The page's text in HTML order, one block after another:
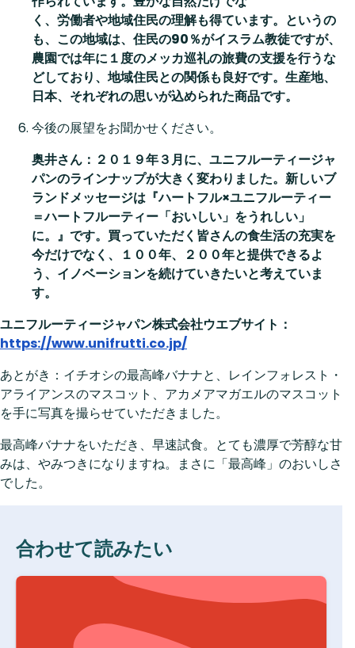
く、労働者や地域住民の理解も得ています。というの
も、この地域は、住民の90％がイスラム教徒ですが、
農園では年に１度のメッカ巡礼の旅費の支援を行うな
どしており、地域住民との関係も良好です。生産地、
日本、それぞれの思いが込められた商品です。
今後の展望をお聞かせください。
奥井さん：２０１９年３月に、ユニフルーティージャ
パンのラインナップが大きく変わりました。新しいブ
ランドメッセージは『ハートフル×ユニフルーティー
＝ハートフルーティー「おいしい」をうれしい」
に。』です。買っていただく皆さんの食生活の充実を
今だけでなく、１００年、２００年と提供できるよ
う、イノベーションを続けていきたいと考えていま
す。
ユニフルーティージャパン株式会社ウエブサイト：
https://www.unifrutti.co.jp/
あとがき：イチオシの最高峰バナナと、レインフォレスト・
アライアンスのマスコット、アカメアマガエルのマスコット
を手に写真を撮らせていただきました。
最高峰バナナをいただき、早速試食。とても濃厚で芳醇な甘
みは、やみつきになりますね。まさに「最高峰」のおいしさ
でした。
合わせて読みたい